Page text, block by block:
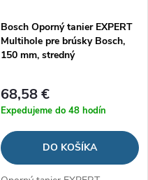
Bosch Oporný tanier EXPERT
Multihole pre brúsky Bosch,
150 mm, stredný
68,58 €
Expedujeme do 48 hodín
DO KOŠÍKA